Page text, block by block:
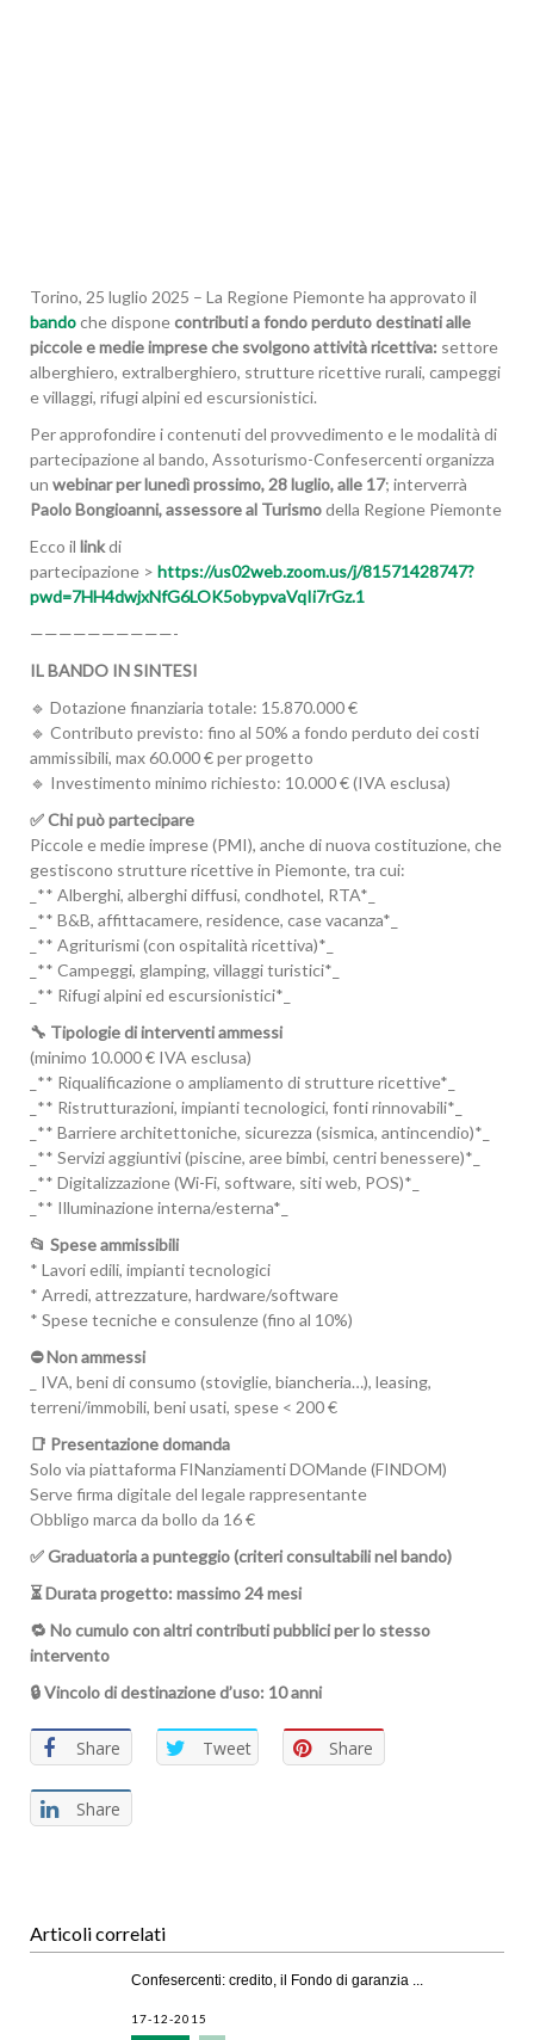
Torino, 25 luglio 2025 – La Regione Piemonte ha approvato il
bandoche disponecontributi a fondo perduto destinati alle
piccole e medie imprese che svolgono attività ricettiva: settore
alberghiero, extralberghiero, strutture ricettive rurali, campeggi
e villaggi, rifugi alpini ed escursionistici.
Per approfondire i contenuti del provvedimento e le modalità di
partecipazione al bando, Assoturismo-Confesercenti organizza
un webinar per lunedì prossimo, 28 luglio, alle 17; interverrà
Paolo Bongioanni, assessore al Turismodella Regione Piemonte
Ecco il linkdi
partecipazione > https://us02web.zoom.us/j/81571428747?
pwd=7HH4dwjxNfG6LOK5obypvaVqIi7rGz.1
——————————-
IL BANDO IN SINTESI
🔹 Dotazione finanziaria totale: 15.870.000 €
🔹 Contributo previsto: fino al 50% a fondo perduto dei costi
ammissibili, max 60.000 € per progetto
🔹 Investimento minimo richiesto: 10.000 € (IVA esclusa)
✅ Chi può partecipare
Piccole e medie imprese (PMI), anche di nuova costituzione, che
gestiscono strutture ricettive in Piemonte, tra cui:
_** Alberghi, alberghi diffusi, condhotel, RTA*_
_** B&B, affittacamere, residence, case vacanza*_
_** Agriturismi (con ospitalità ricettiva)*_
_** Campeggi, glamping, villaggi turistici*_
_** Rifugi alpini ed escursionistici*_
🔧 Tipologie di interventi ammessi
(minimo 10.000 € IVA esclusa)
_** Riqualificazione o ampliamento di strutture ricettive*_
_** Ristrutturazioni, impianti tecnologici, fonti rinnovabili*_
_** Barriere architettoniche, sicurezza (sismica, antincendio)*_
_** Servizi aggiuntivi (piscine, aree bimbi, centri benessere)*_
_** Digitalizzazione (Wi-Fi, software, siti web, POS)*_
_** Illuminazione interna/esterna*_
📂 Spese ammissibili
* Lavori edili, impianti tecnologici
* Arredi, attrezzature, hardware/software
* Spese tecniche e consulenze (fino al 10%)
⛔ Non ammessi
_ IVA, beni di consumo (stoviglie, biancheria…), leasing,
terreni/immobili, beni usati, spese < 200 €
📑 Presentazione domanda
Solo via piattaforma FINanziamenti DOMande (FINDOM)
Serve firma digitale del legale rappresentante
Obbligo marca da bollo da 16 €
✅ Graduatoria a punteggio (criteri consultabili nel bando)
⏳ Durata progetto: massimo 24 mesi
🔁 No cumulo con altri contributi pubblici per lo stesso
intervento
🔒 Vincolo di destinazione d’uso: 10 anni
Share Tweet Share
Share
Articoli correlati
Confesercenti: credito, il Fondo di garanzia ...
17-12-2015